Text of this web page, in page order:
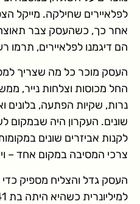
אחר כך, כשהעסק צבר
הם דיגמנו לפלאיירים, תרמו
העסק מוכר כל מה שצריך
החל מכוסות וצלחות נייר,
נרות, שקיות הפתעה, בלונים
שונים. העקרון היה שבמקום
לקנות אביזרים שונים
צרכי המסיבה במקום אחד –
העסק גדל והצליח מספיק כדי
למיליונרית כשהיא היתה בת 41.